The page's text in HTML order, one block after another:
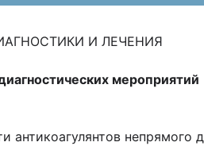
И ЛЕЧЕНИЯ
мероприятий
непрямого